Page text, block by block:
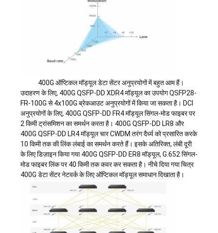
400G ऑप्टिकल मॉड्यूल डेटा सेंटर अनुप्रयोगों में बहुत आम हैं।
उदाहरण के लिए, 400G QSFP-DD XDR4 मॉड्यूल का उपयोग QSFP28-
FR-100G से 4x100G ब्रेकआउट अनुप्रयोगों में किया जा सकता है। DCI
अनुप्रयोगों के लिए, 400G QSFP-DD FR4 मॉड्यूल सिंगल-मोड फाइबर पर
2 किमी ट्रांसमिशन का समर्थन करता है। 400G QSFP-DD LR8 और
400G QSFP-DD LR4 मॉड्यूल चार CWDM तरंग दैर्ध्य को प्रसारित करके
10 किमी तक की लिंक लंबाई का समर्थन करते हैं। इसके अतिरिक्त, लंबी दूरी
के लिए डिज़ाइन किया गया 400G QSFP-DD ER8 मॉड्यूल, G.652 सिंगल-
मोड फाइबर लिंक पर 40 किमी तक कवर कर सकता है। नीचे दिया गया चित्र
400G डेटा सेंटर नेटवर्क के लिए ऑप्टिकल मॉड्यूल समाधान दिखाता है।